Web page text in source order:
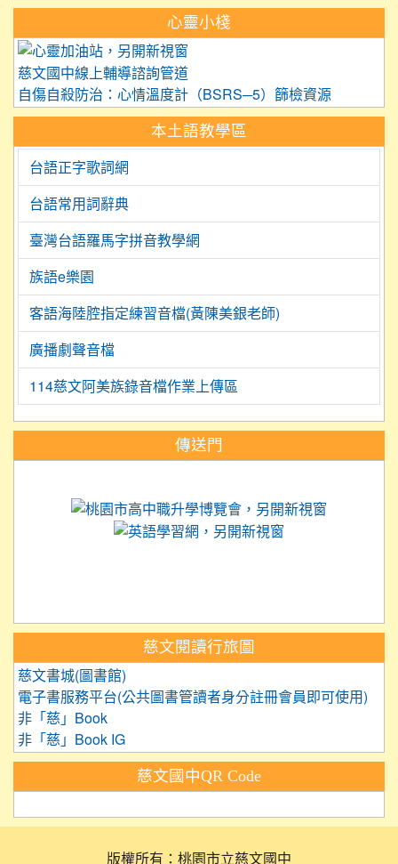
心靈小棧
慈文國中線上輔導諮詢管道
自傷自殺防治：心情溫度計（BSRS─5）篩檢資源
本土語教學區
台語正字歌詞網
台語常用詞辭典
臺灣台語羅馬字拼音教學網
族語e樂園
客語海陸腔指定練習音檔(黃陳美銀老師)
廣播劇聲音檔
114慈文阿美族錄音檔作業上傳區
傳送門
慈文閱讀行旅圖
慈文書城(圖書館)
電子書服務平台(公共圖書管讀者身分註冊會員即可使用)
非「慈」Book
非「慈」Book IG
慈文國中QR Code
版權所有：桃園市立慈文國中